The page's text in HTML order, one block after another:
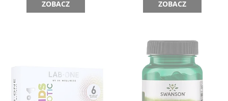
ZOBACZ ZOBACZ